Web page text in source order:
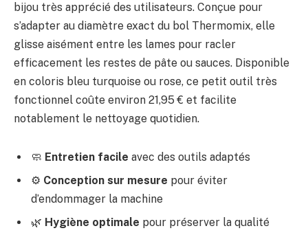
bijou très apprécié des utilisateurs. Conçue pour
s’adapter au diamètre exact du bol Thermomix, elle
glisse aisément entre les lames pour racler
efficacement les restes de pâte ou sauces. Disponible
en coloris bleu turquoise ou rose, ce petit outil très
fonctionnel coûte environ 21,95 € et facilite
notablement le nettoyage quotidien.
🧼 Entretien facile avec des outils adaptés
⚙️ Conception sur mesure pour éviter
d’endommager la machine
🌿 Hygiène optimale pour préserver la qualité